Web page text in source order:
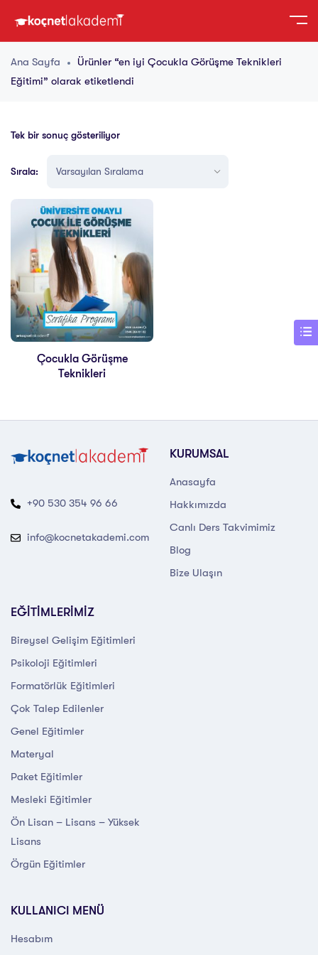
Ana Sayfa
Ürünler “en iyi Çocukla Görüşme Teknikleri
Eğitimi” olarak etiketlendi
Tek bir sonuç gösteriliyor
Sırala:
Çocukla Görüşme
Teknikleri
+90 530 354 96 66
info@kocnetakademi.com
KURUMSAL
Anasayfa
Hakkımızda
Canlı Ders Takvimimiz
Blog
Bize Ulaşın
EĞİTİMLERİMİZ
Bireysel Gelişim Eğitimleri
Psikoloji Eğitimleri
Formatörlük Eğitimleri
Çok Talep Edilenler
Genel Eğitimler
Materyal
Paket Eğitimler
Mesleki Eğitimler
Ön Lisan – Lisans – Yüksek
Lisans
Örgün Eğitimler
KULLANICI MENÜ
Hesabım